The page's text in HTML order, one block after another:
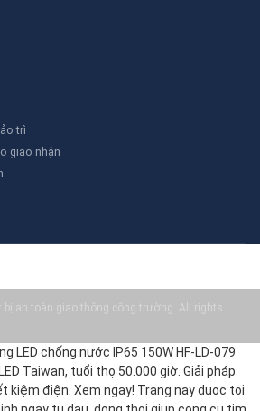
trì
giao nhận
bị an toàn giao thông công trường. All rights
LED chống nước IP65 150W HF-LD-079
Taiwan, tuổi thọ 50.000 giờ. Giải pháp
kiệm điện. Xem ngay! Trang nay duoc toi